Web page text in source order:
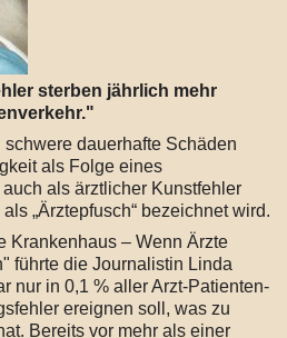
sterben jährlich mehr
dauerhafte Schäden
als Folge eines
als ärztlicher Kunstfehler
„Ärztepfusch“ bezeichnet wird.
Krankenhaus – Wenn Ärzte
führte die Journalistin Linda
nur in 0,1 % aller Arzt-Patienten-
ereignen soll, was zu
Bereits vor mehr als einer